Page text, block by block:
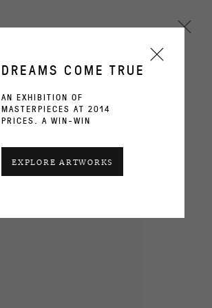
CURRENT
WORKS INSTALLATION VIEWS
DREAMS COME TRUE
AN EXHIBITION OF
MASTERPIECES AT 2014
PRICES. A WIN-WIN
EXPLORE ARTWORKS
Next